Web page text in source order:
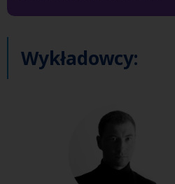
Wykładowcy: